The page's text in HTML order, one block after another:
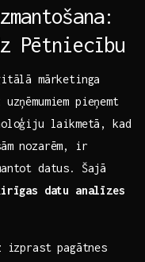
Pētniecību
mārketinga
pieņemt
laikmetā,‍ kad⁢
nozarēm, ir
datus. Šajā
datu analīzes
izprast pagātnes